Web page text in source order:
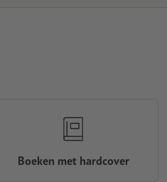
Boeken met hardcover